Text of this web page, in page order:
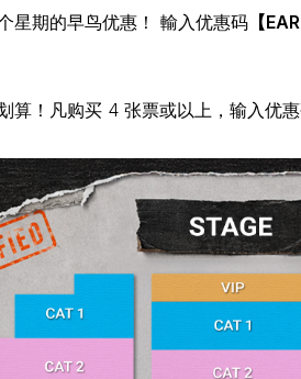
星期的早鸟优惠！ 輸入优惠码 【
算！凡购买 4 张票或以上，输入优